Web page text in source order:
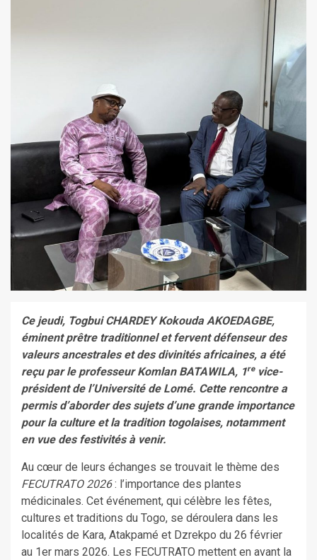
Ce jeudi, Togbui CHARDEY Kokouda AKOEDAGBE,
éminent prêtre traditionnel et fervent défenseur des
valeurs ancestrales et des divinités africaines, a été
reçu par le professeur Komlan BATAWILA, 1ʳᵉ vice-
président de l’Université de Lomé. Cette rencontre a
permis d’aborder des sujets d’une grande importance
pour la culture et la tradition togolaises, notamment
en vue des festivités à venir.
Au cœur de leurs échanges se trouvait le thème des
FECUTRATO 2026: l’importance des plantes
médicinales. Cet événement, qui célèbre les fêtes,
cultures et traditions du Togo, se déroulera dans les
localités de Kara, Atakpamé et Dzrekpo du 26 février
au 1er mars 2026. Les FECUTRATO mettent en avant la